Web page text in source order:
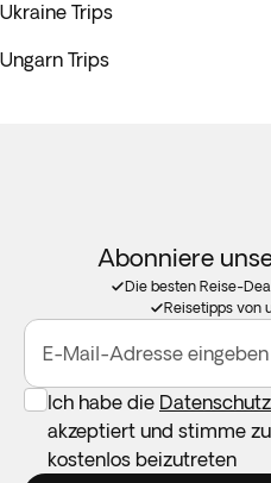
Ukraine Trips
Ungarn Trips
Abonniere
Die besten Reise-
Reisetipps von
E-Mail-Adresse eingeben
Ich habe die
akzeptiert und stimme
kostenlos beizutreten